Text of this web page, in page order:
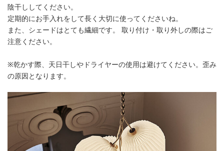
陰干ししてください。
定期的にお手入れをして長く大切に使ってくださいね。
また、シェードはとても繊細です。 取り付け・取り外しの際はご
注意ください。
※乾かす際、天日干しやドライヤーの使用は避けてください。歪み
の原因となります。